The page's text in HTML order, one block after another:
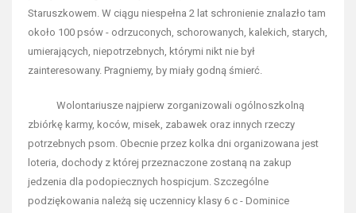
Staruszkowem. W ciągu niespełna 2 lat schronienie znalazło tam
około 100 psów - odrzuconych, schorowanych, kalekich, starych,
umierających, niepotrzebnych, którymi nikt nie był
zainteresowany. Pragniemy, by miały godną śmierć.
Wolontariusze najpierw zorganizowali ogólnoszkolną
zbiórkę karmy, koców, misek, zabawek oraz innych rzeczy
potrzebnych psom. Obecnie przez kolka dni organizowana jest
loteria, dochody z której przeznaczone zostaną na zakup
jedzenia dla podopiecznych hospicjum. Szczególne
podziękowania należą się uczennicy klasy 6 c - Dominice